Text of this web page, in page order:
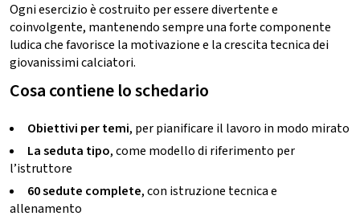
Ogni esercizio è costruito per essere divertente e
coinvolgente, mantenendo sempre una forte componente
ludica che favorisce la motivazione e la crescita tecnica dei
giovanissimi calciatori.
Cosa contiene lo schedario
Obiettivi per temi, per pianificare il lavoro in modo mirato
La seduta tipo, come modello di riferimento per
l’istruttore
60 sedute complete, con istruzione tecnica e
allenamento